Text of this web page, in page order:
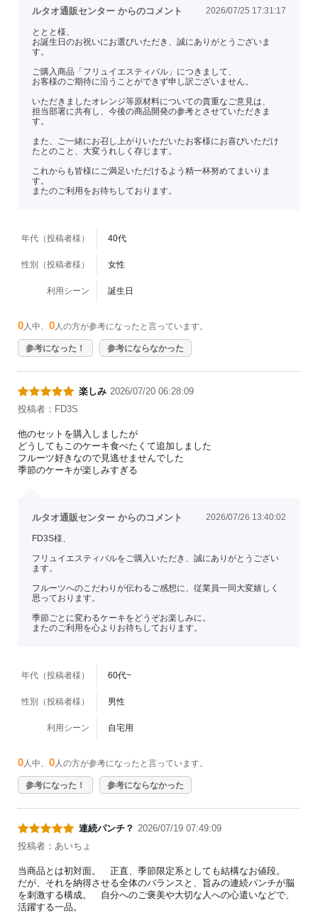
ルタオ通販センター からのコメント 2026/07/25 17:31:17
ととと様、
お誕生日のお祝いにお選びいただき、誠にありがとうございま
す。
ご購入商品「フリュイエスティバル」につきまして、
お客様のご期待に沿うことができず申し訳ございません。
いただきましたオレンジ等原材料についての貴重なご意見は、
担当部署に共有し、今後の商品開発の参考とさせていただきま
す。
また、ご一緒にお召し上がりいただいたお客様にお喜びいただけ
たとのこと、大変うれしく存じます。
これからも皆様にご満足いただけるよう精一杯努めてまいりま
す。
またのご利用をお待ちしております。
年代（投稿者様） 40代
性別（投稿者様） 女性
利用シーン 誕生日
0 人中、 0 人の方が参考になったと言っています。
参考になった！ 参考にならなかった
楽しみ 2026/07/20 06:28:09
投稿者：FD3S
他のセットを購入しましたが
どうしてもこのケーキ食べたくて追加しました
フルーツ好きなので見逃せませんでした
季節のケーキが楽しみすぎる
ルタオ通販センター からのコメント 2026/07/26 13:40:02
FD3S様、
フリュイエスティバルをご購入いただき、誠にありがとうござい
ます。
フルーツへのこだわりが伝わるご感想に、従業員一同大変嬉しく
思っております。
季節ごとに変わるケーキをどうぞお楽しみに。
またのご利用を心よりお待ちしております。
年代（投稿者様） 60代~
性別（投稿者様） 男性
利用シーン 自宅用
0 人中、 0 人の方が参考になったと言っています。
参考になった！ 参考にならなかった
連続パンチ？ 2026/07/19 07:49:09
投稿者：あいちょ
当商品とは初対面。 正直、季節限定系としても結構なお値段。
だが、それを納得させる全体のバランスと、旨みの連続パンチが脳
を刺激する構成。 自分へのご褒美や大切な人への心遣いなどで、
活躍する一品。